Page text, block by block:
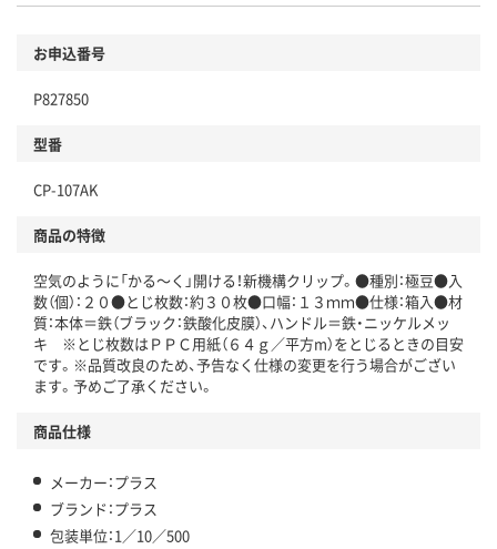
お申込番号
P827850
型番
CP-107AK
商品の特徴
空気のように「かる～く」開ける！新機構クリップ。●種別：極豆●入
数（個）：２０●とじ枚数：約３０枚●口幅：１３ｍｍ●仕様：箱入●材
質：本体＝鉄（ブラック：鉄酸化皮膜）、ハンドル＝鉄・ニッケルメッ
キ ※とじ枚数はＰＰＣ用紙（６４ｇ／平方m）をとじるときの目安
です。※品質改良のため、予告なく仕様の変更を行う場合がござい
ます。予めご了承ください。
商品仕様
メーカー：プラス
ブランド：プラス
包装単位：1／10／500